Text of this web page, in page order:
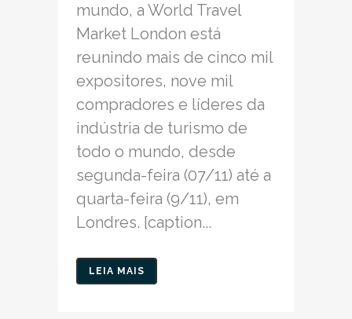
mundo, a World Travel
Market London está
reunindo mais de cinco mil
expositores, nove mil
compradores e líderes da
indústria de turismo de
todo o mundo, desde
segunda-feira (07/11) até a
quarta-feira (9/11), em
Londres. [caption...
LEIA MAIS